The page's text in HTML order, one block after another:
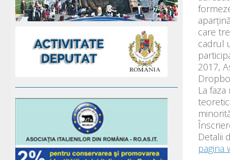
care
cadrul
2017,
La
Detalii
pagina